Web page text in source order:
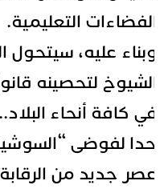
التعليمية.
عليه، سيتحول
لتحصينه
كافة أنحاء
لفوضى “السوشيال
جديد من الرقابة